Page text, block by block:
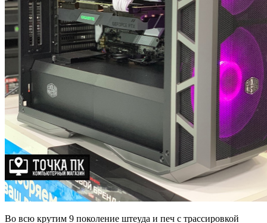
Во всю крутим 9 поколение штеуда и печ с трассировкой